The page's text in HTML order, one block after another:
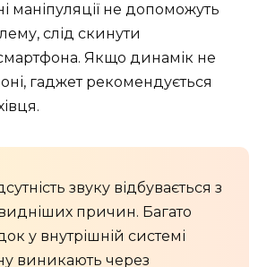
маніпуляції не допоможуть
слід скинути
Якщо динамік не
гаджет рекомендується
звуку відбувається з
причин. Багато
у внутрішній системі
виникають через